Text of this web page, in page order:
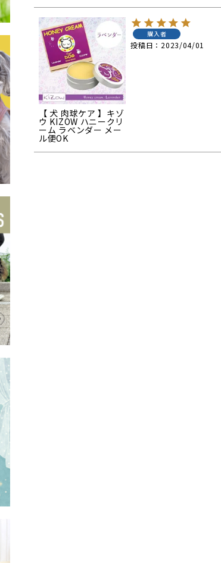
【 犬 肉球ケア 】キゾ
ウ KIZOW ハニークリ
ーム ラベンダー メー
ル便OK
購入者
投稿日 2023/04/01